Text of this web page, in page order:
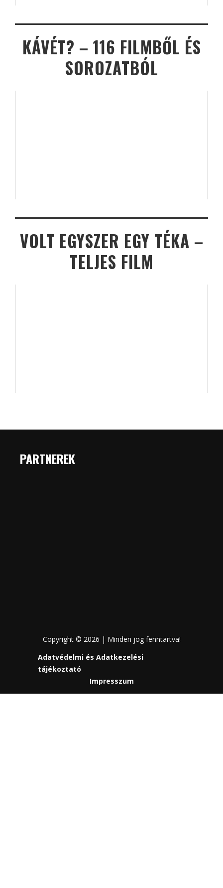
KÁVÉT? – 116 FILMBŐL ÉS
SOROZATBÓL
VOLT EGYSZER EGY TÉKA –
TELJES FILM
PARTNEREK
Copyright © 2026 | Minden jog fenntartva!
Adatvédelmi és Adatkezelési
tájékoztató
Impresszum